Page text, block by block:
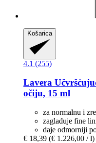
Košarica
4.1 (255)
Lavera
očiju, 15 ml
za normalnu i
zaglađuje fine
daje odmorniji
€ 18,39 (€ 1.226,00 / l)